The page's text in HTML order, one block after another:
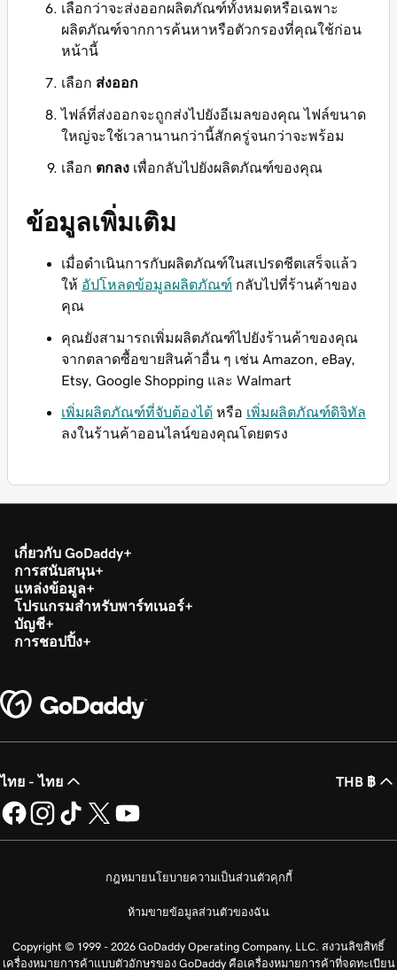
เลือกว่าจะส่งออกผลิตภัณฑ์ทั้งหมดหรือเฉพาะ
ผลิตภัณฑ์จากการค้นหาหรือตัวกรองที่คุณใช้ก่อน
หน้านี้
เลือก ส่งออก
ไฟล์ที่ส่งออกจะถูกส่งไปยังอีเมลของคุณ ไฟล์ขนาด
ใหญ่จะใช้เวลานานกว่านี้สักครู่จนกว่าจะพร้อม
เลือก ตกลง เพื่อกลับไปยังผลิตภัณฑ์ของคุณ
ข้อมูลเพิ่มเติม
เมื่อดำเนินการกับผลิตภัณฑ์ในสเปรดชีตเสร็จแล้ว
ให้ อัปโหลดข้อมูลผลิตภัณฑ์ กลับไปที่ร้านค้าของ
คุณ
คุณยังสามารถเพิ่มผลิตภัณฑ์ไปยังร้านค้าของคุณ
จากตลาดซื้อขายสินค้าอื่น ๆ เช่น Amazon, eBay,
Etsy, Google Shopping และ Walmart
เพิ่มผลิตภัณฑ์ที่จับต้องได้ หรือ เพิ่มผลิตภัณฑ์ดิจิทัล
ลงในร้านค้าออนไลน์ของคุณโดยตรง
เกี่ยวกับ GoDaddy
การสนับสนุน
แหล่งข้อมูล
โปรแกรมสำหรับพาร์ทเนอร์
บัญชี
การชอปปิ้ง
ไทย - ไทย THB ฿
กฎหมายนโยบายความเป็นส่วนตัวคุกกี้
ห้ามขายข้อมูลส่วนตัวของฉัน
Copyright © 1999 - 2026 GoDaddy Operating Company, LLC. สงวนลิขสิทธิ์
เครื่องหมายการค้าแบบตัวอักษรของ GoDaddy คือเครื่องหมายการค้าที่จดทะเบียน